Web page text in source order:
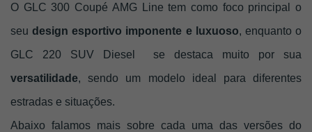
O GLC 300 Coupé AMG Line tem como foco principal o
seu design esportivo imponente e luxuoso, enquanto o
versatilidade, sendo um modelo ideal para diferentes
estradas e situações.
Abaixo falamos mais sobre cada uma das versões do